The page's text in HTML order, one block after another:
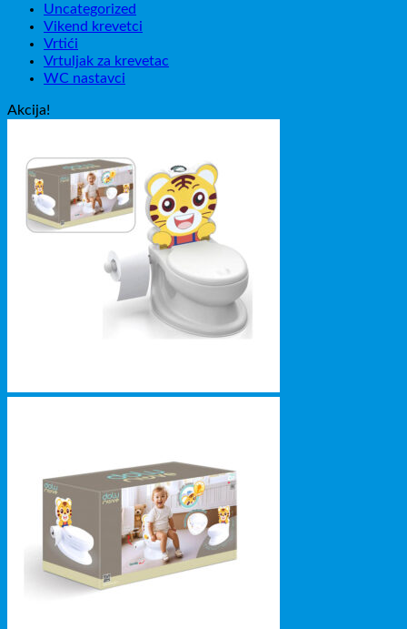
Uncategorized
Vikend krevetci
Vrtići
Vrtuljak za krevetac
WC nastavci
Akcija!